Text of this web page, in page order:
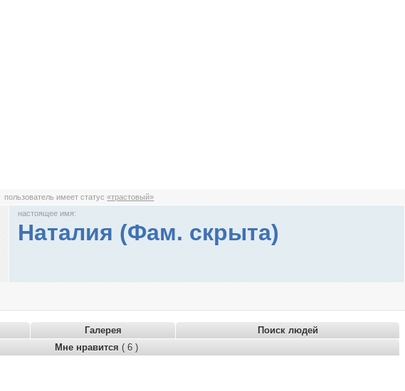
пользователь имеет статус«трастовый»
настоящее имя:
Наталия (Фам. скрыта)
Галерея
Поиск людей
Мне нравится ( 6 )